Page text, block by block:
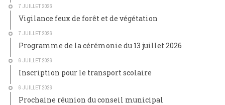
7 JUILLET 2026
Vigilance feux de forêt et de végétation
7 JUILLET 2026
Programme de la cérémonie du 13 juillet 2026
6 JUILLET 2026
Inscription pour le transport scolaire
6 JUILLET 2026
Prochaine réunion du conseil municipal